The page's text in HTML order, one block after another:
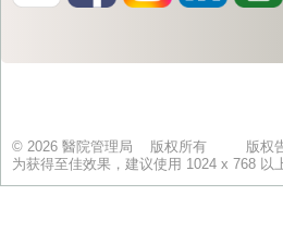
© 2026 醫院管理局 版权所有 版权
为获得至佳效果，建议使用 1024 x 768 以